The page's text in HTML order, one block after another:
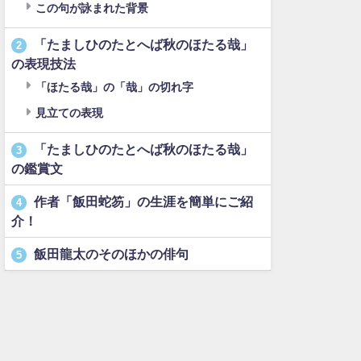
この句が詠まれた背景
2
「たましひのたとへば秋のほたる哉」
の表現技法
「ほたる哉」の「哉」の切れ字
見立ての表現
3
「たましひのたとへば秋のほたる哉」
の鑑賞文
4
作者「飯田蛇笏」の生涯を簡単にご紹
介！
5 飯田龍太のそのほかの俳句